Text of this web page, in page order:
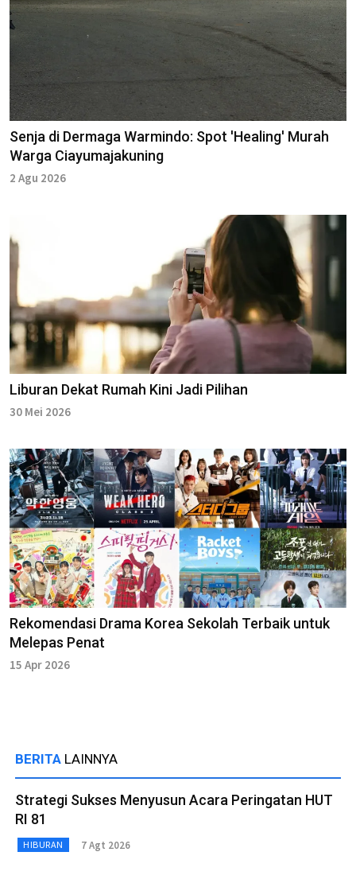
Senja di Dermaga Warmindo: Spot 'Healing' Murah
Warga Ciayumajakuning
2 Agu 2026
Liburan Dekat Rumah Kini Jadi Pilihan
30 Mei 2026
Rekomendasi Drama Korea Sekolah Terbaik untuk
Melepas Penat
15 Apr 2026
BERITA LAINNYA
Strategi Sukses Menyusun Acara Peringatan HUT
RI 81
HIBURAN 7 Agt 2026